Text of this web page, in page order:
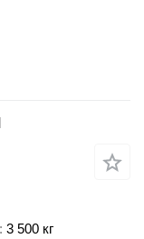
3 500 кг